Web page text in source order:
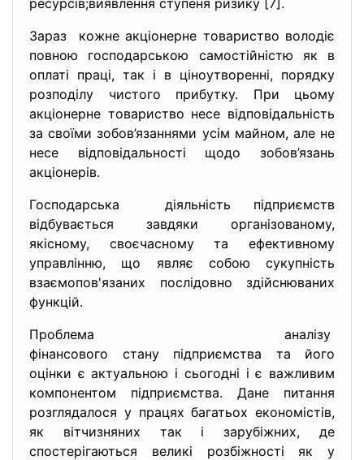
ресурсів;виявлення ступеня ризику [7].
Зараз кожне акціонерне товариство володіє
повною господарською самостійністю як в
оплаті праці, так і в ціноутворенні, порядку
розподілу чистого прибутку. При цьому
акціонерне товариство несе відповідальність
за своїми зобов’язаннями усім майном, але не
несе відповідальності щодо зобов’язань
акціонерів.
Господарська діяльність підприємств
відбувається завдяки організованому,
якісному, своєчасному та ефективному
управлінню, що являє собою сукупність
взаємопов'язаних послідовно здійснюваних
функцій.
Проблема аналізу
фінансового стану підприємства та його
оцінки є актуальною і сьогодні і є важливим
компонентом підприємства. Дане питання
розглядалося у працях багатьох економістів,
як вітчизняних так і зарубіжних, де
спостерігаються великі розбіжності як у